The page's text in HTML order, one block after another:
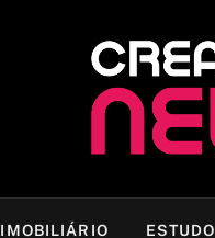
IMOBILIÁRIO ESTUDO